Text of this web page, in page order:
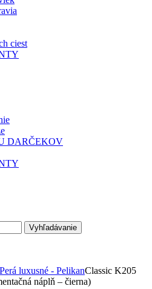
ciest
DARČEKOV
Vyhľadávanie
Perá luxusné - PelikanClassic K205
náplň – čierna)